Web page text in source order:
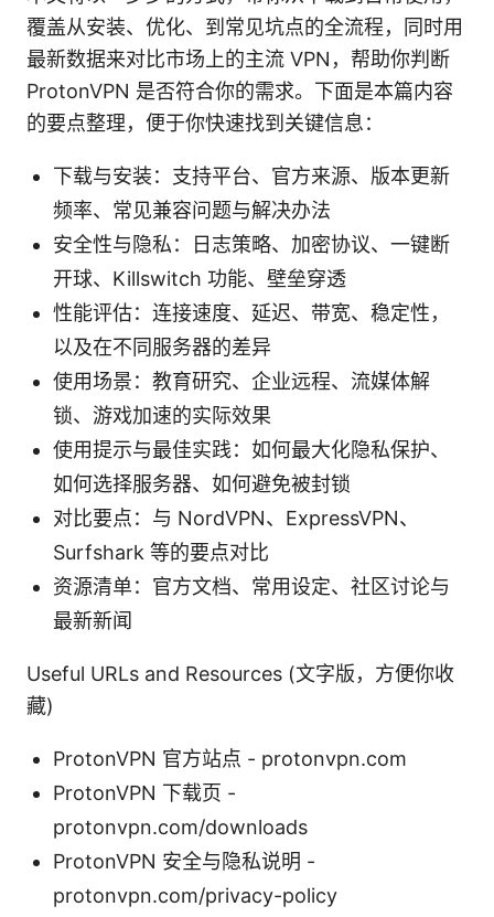
覆盖从安装、优化、到常见坑点的全流程，同时用
最新数据来对比市场上的主流 VPN，帮助你判断
ProtonVPN 是否符合你的需求。下面是本篇内容
的要点整理，便于你快速找到关键信息：
下载与安装：支持平台、官方来源、版本更新
频率、常见兼容问题与解决办法
安全性与隐私：日志策略、加密协议、一键断
开球、Killswitch 功能、壁垒穿透
性能评估：连接速度、延迟、带宽、稳定性，
以及在不同服务器的差异
使用场景：教育研究、企业远程、流媒体解
锁、游戏加速的实际效果
使用提示与最佳实践：如何最大化隐私保护、
如何选择服务器、如何避免被封锁
对比要点：与 NordVPN、ExpressVPN、
Surfshark 等的要点对比
资源清单：官方文档、常用设定、社区讨论与
最新新闻
Useful URLs and Resources (文字版，方便你收
藏)
ProtonVPN 官方站点 - protonvpn.com
ProtonVPN 下载页 -
protonvpn.com/downloads
ProtonVPN 安全与隐私说明 -
protonvpn.com/privacy-policy